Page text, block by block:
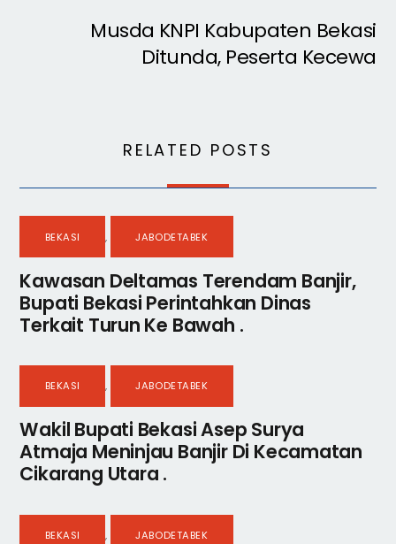
Musda KNPI Kabupaten Bekasi
Ditunda, Peserta Kecewa
RELATED POSTS
BEKASI , JABODETABEK
Kawasan Deltamas Terendam Banjir,
Bupati Bekasi Perintahkan Dinas
Terkait Turun Ke Bawah .
BEKASI , JABODETABEK
Wakil Bupati Bekasi Asep Surya
Atmaja Meninjau Banjir Di Kecamatan
Cikarang Utara .
BEKASI , JABODETABEK